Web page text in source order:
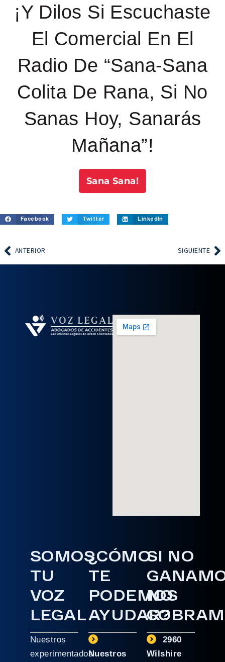
¡Y Dilos Si Escuchaste
El Comercial En El
Radio De “Sana-Sana
Colita De Rana, Si No
Sanas Hoy, Sanarás
Mañana”!
Sana Sana!
Facebook Twitter LinkedIn
ANTERIOR SIGUIENTE
SOMOS
TU
VOZ
LEGAL
Nuestros
experimentados
¿CÓMO
TE
PODEMOS
AYUDAR?
Nuestros
SI NO
NO
2960
Wilshire